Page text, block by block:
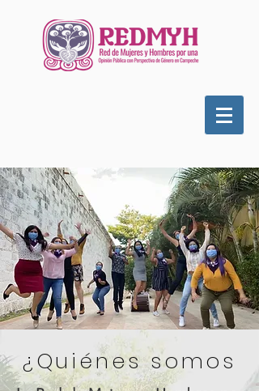
¿Quiénes somos